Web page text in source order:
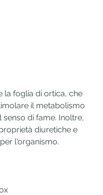
il metabolismo
senso di fame. Inoltre,
diuretiche e
l'organismo.